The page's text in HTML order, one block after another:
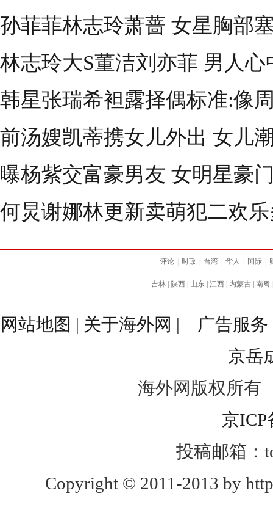
孙菲菲林志玲萧蔷 女星胸部
林志玲大S董洁刘亦菲 男人
韩星张瑞希袒露择偶标准:像
前汤嫂凯蒂携女儿外出 女儿
曝杨紫交富豪男友 女明星豪
何炅谢娜林更新卖萌犯二欢
评论 时政 台湾 华人 国际
吉林 陕西 山东 江西 内蒙古 南粤
网站地图 | 关于海外网 | 广告服务
京岳
海外网版权所有
京ICP
投稿邮箱：
Copyright © 2011-2013 by